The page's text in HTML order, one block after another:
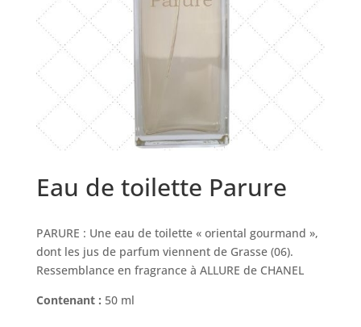
Eau de toilette Parure
PARURE : Une eau de toilette « oriental gourmand »,
dont les jus de parfum viennent de Grasse (06).
Ressemblance en fragrance à ALLURE de CHANEL
Contenant : 50 ml